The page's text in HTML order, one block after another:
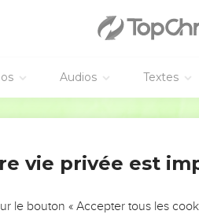
Audios Textes
© Le Projet
traite une affaire privée. Elle
auprès de Paul après
l’an 62, lors de sa première
lettre aux Colossiens dont
vie privée est
le bouton « Accepter tous les